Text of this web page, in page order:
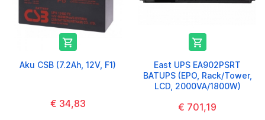

Aku CSB (7.2Ah, 12V, F1)
€ 34,83

East UPS EA902PSRT
BATUPS (EPO, Rack/Tower,
LCD, 2000VA/1800W)
€ 701,19